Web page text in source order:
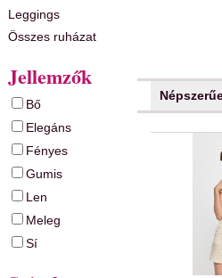
Leggings
Összes ruházat
Jellemzők
Bő
Elegáns
Fényes
Gumis
Len
Meleg
Sí